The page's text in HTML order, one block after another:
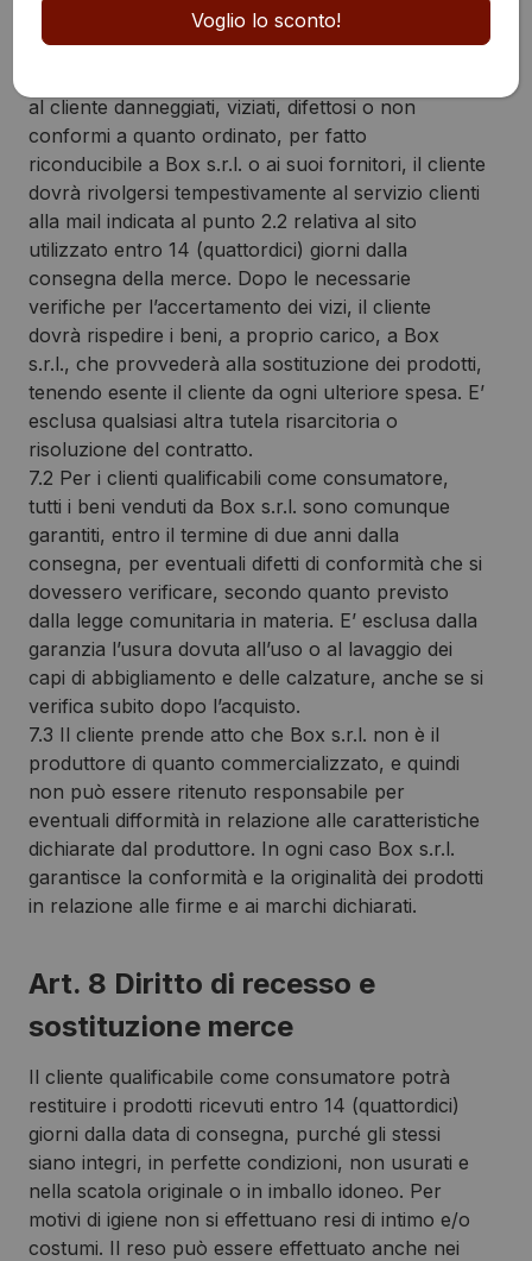
7.1 E’ onere del cliente verificare tempestivamente
la conformità dei prodotti ricevuti rispetto a quanto
al cliente danneggiati, viziati, difettosi o non
conformi a quanto ordinato, per fatto
riconducibile a Box s.r.l. o ai suoi fornitori, il cliente
dovrà rivolgersi tempestivamente al servizio clienti
alla mail indicata al punto 2.2 relativa al sito
utilizzato entro 14 (quattordici) giorni dalla
consegna della merce. Dopo le necessarie
verifiche per l’accertamento dei vizi, il cliente
dovrà rispedire i beni, a proprio carico, a Box
s.r.l., che provvederà alla sostituzione dei prodotti,
tenendo esente il cliente da ogni ulteriore spesa. E’
esclusa qualsiasi altra tutela risarcitoria o
risoluzione del contratto.
7.2 Per i clienti qualificabili come consumatore,
tutti i beni venduti da Box s.r.l. sono comunque
garantiti, entro il termine di due anni dalla
consegna, per eventuali difetti di conformità che si
dovessero verificare, secondo quanto previsto
dalla legge comunitaria in materia. E’ esclusa dalla
garanzia l’usura dovuta all’uso o al lavaggio dei
capi di abbigliamento e delle calzature, anche se si
verifica subito dopo l’acquisto.
7.3 Il cliente prende atto che Box s.r.l. non è il
produttore di quanto commercializzato, e quindi
non può essere ritenuto responsabile per
eventuali difformità in relazione alle caratteristiche
dichiarate dal produttore. In ogni caso Box s.r.l.
garantisce la conformità e la originalità dei prodotti
in relazione alle firme e ai marchi dichiarati.
Art. 8 Diritto di recesso e
sostituzione merce
Il cliente qualificabile come consumatore potrà
restituire i prodotti ricevuti entro 14 (quattordici)
giorni dalla data di consegna, purché gli stessi
siano integri, in perfette condizioni, non usurati e
nella scatola originale o in imballo idoneo. Per
motivi di igiene non si effettuano resi di intimo e/o
costumi. Il reso può essere effettuato anche nei
Voglio lo sconto!